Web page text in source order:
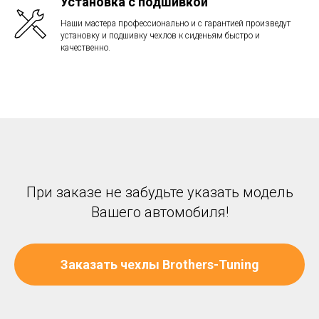
Наши мастера профессионально и с гарантией произведут
установку и подшивку чехлов к сиденьям быстро и
качественно.
При заказе не забудьте указать модель
Вашего автомобиля!
Заказать чехлы Brothers-Tuning